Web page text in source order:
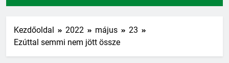
Kezdőoldal 2022 május
23
Ezúttal semmi nem jött össze